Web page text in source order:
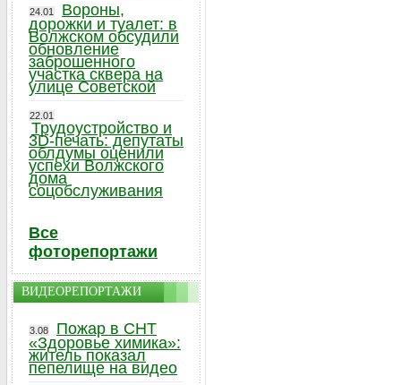
24.01
Вороны,
дорожки и туалет: в
Волжском обсудили
обновление
заброшенного
участка сквера на
улице Советской
22.01
Трудоустройство и
3D-печать: депутаты
облдумы оценили
успехи Волжского
дома
соцобслуживания
Все
фоторепортажи
ВИДЕОРЕПОРТАЖИ
3.08
Пожар в СНТ
«Здоровье химика»:
житель показал
пепелище на видео